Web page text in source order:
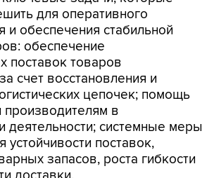
для оперативного
и обеспечения стабильной
обеспечение
поставок товаров
счет восстановления и
цепочек; помощь
производителям в
деятельности; системные меры
поставок,
запасов, роста гибкости